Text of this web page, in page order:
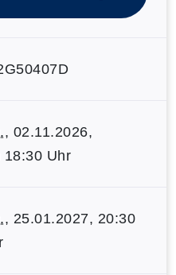
, 02.11.2026,
18:30 Uhr
, 25.01.2027, 20:30